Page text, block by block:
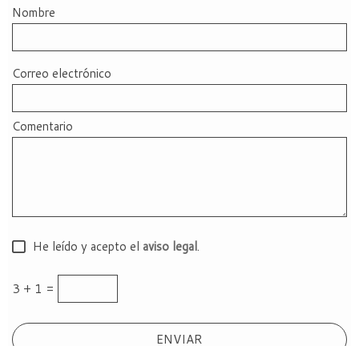
Nombre
Correo electrónico
Comentario
He leído y acepto el aviso legal.
3 + 1 =